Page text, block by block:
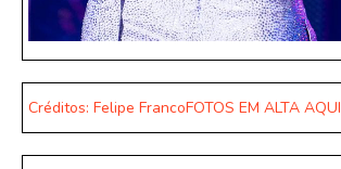
Créditos: Felipe FrancoFOTOS EM ALTA AQUI